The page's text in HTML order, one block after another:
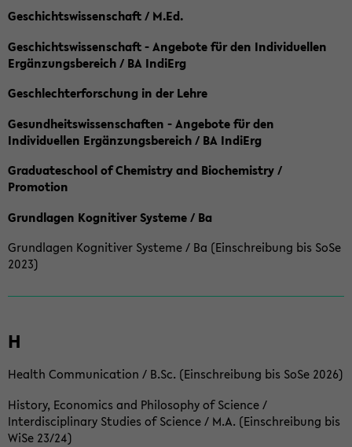
Geschichtswissenschaft / M.Ed.
Geschichtswissenschaft - Angebote für den Individuellen
Ergänzungsbereich / BA IndiErg
Geschlechterforschung in der Lehre
Gesundheitswissenschaften - Angebote für den
Individuellen Ergänzungsbereich / BA IndiErg
Graduateschool of Chemistry and Biochemistry /
Promotion
Grundlagen Kognitiver Systeme / Ba
Grundlagen Kognitiver Systeme / Ba (Einschreibung bis SoSe
2023)
H
Health Communication / B.Sc. (Einschreibung bis SoSe 2026)
History, Economics and Philosophy of Science /
Interdisciplinary Studies of Science / M.A. (Einschreibung bis
WiSe 23/24)